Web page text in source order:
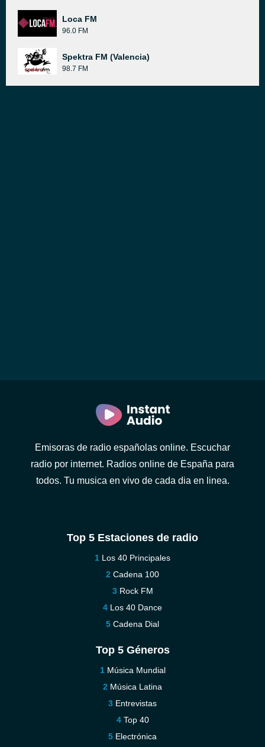
Loca FM
96.0 FM
Spektra FM (Valencia)
98.7 FM
Emisoras de radio españolas online. Escuchar
radio por internet. Radios online de España para
todos. Tu musica en vivo de cada dia en linea.
Top 5 Estaciones de radio
Los 40 Principales
Cadena 100
Rock FM
Los 40 Dance
Cadena Dial
Top 5 Géneros
Música Mundial
Música Latina
Entrevistas
Top 40
Electrónica